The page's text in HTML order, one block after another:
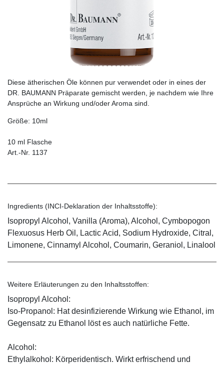
Diese ätherischen Öle können pur verwendet oder in eines der
DR. BAUMANN Präparate gemischt werden, je nachdem wie Ihre
Ansprüche an Wirkung und/oder Aroma sind.
Größe: 10ml
10 ml Flasche
Art.-Nr. 1137
Ingredients (INCI-Deklaration der Inhaltsstoffe):
Isopropyl Alcohol, Vanilla (Aroma), Alcohol, Cymbopogon
Flexuosus Herb Oil, Lactic Acid, Sodium Hydroxide, Citral,
Limonene, Cinnamyl Alcohol, Coumarin, Geraniol, Linalool
Weitere Erläuterungen zu den Inhaltsstoffen:
Isopropyl Alcohol:
Iso-Propanol: Hat desinfizierende Wirkung wie Ethanol, im
Gegensatz zu Ethanol löst es auch natürliche Fette.
Alcohol:
Ethylalkohol: Körperidentisch. Wirkt erfrischend und